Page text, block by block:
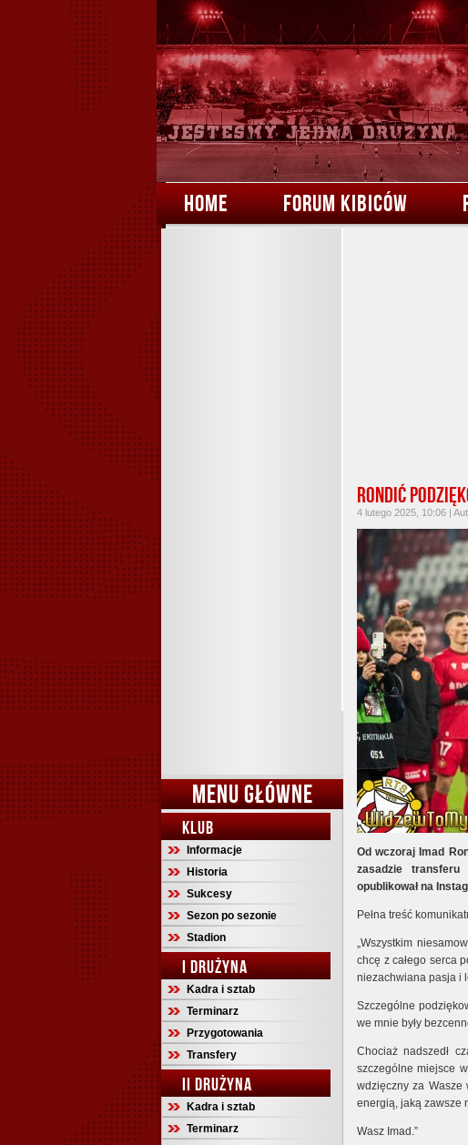
HOME FORUM KIBICÓW
MENU GŁÓWNE
KLUB
Informacje
Historia
Sukcesy
Sezon po sezonie
Stadion
I DRUŻYNA
Kadra i sztab
Terminarz
Przygotowania
Transfery
II DRUŻYNA
Kadra i sztab
Terminarz
Rondić
4 lutego 2025, 10:06 |
Od wczoraj Imad
zasadzie
opublikował na
Pełna treść
„Wszystkim
chcę z całego serca
niezachwiana pasja i
Szczególne
we mnie były
Chociaż nadszedł
szczególne miejsce
wdzięczny za Wasze
energią, jaką zawsze
Wasz Imad.”